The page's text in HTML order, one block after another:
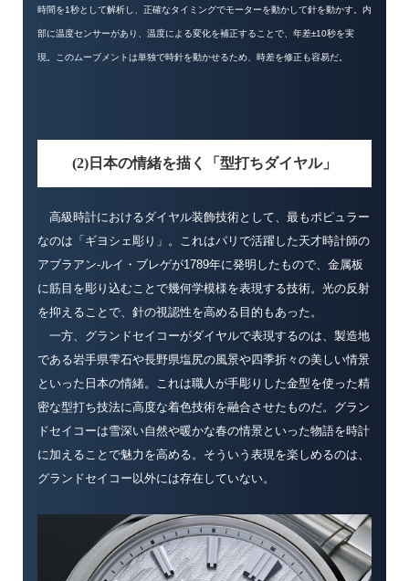
時間を1秒として解析し、正確なタイミングでモーターを動かして針を動かす。内
部に温度センサーがあり、温度による変化を補正することで、年差±10秒を実
現。このムーブメントは単独で時針を動かせるため、時差を修正も容易だ。
(2)日本の情緒を描く「型打ちダイヤル」
高級時計におけるダイヤル装飾技術として、最もポピュラー
なのは「ギヨシェ彫り」。これはパリで活躍した天才時計師の
アブラアン-ルイ・ブレゲが1789年に発明したもので、金属板
に筋目を彫り込むことで幾何学模様を表現する技術。光の反射
を抑えることで、針の視認性を高める目的もあった。
一方、グランドセイコーがダイヤルで表現するのは、製造地
である岩手県雫石や長野県塩尻の風景や四季折々の美しい情景
といった日本の情緒。これは職人が手彫りした金型を使った精
密な型打ち技法に高度な着色技術を融合させたものだ。グラン
ドセイコーは雪深い自然や暖かな春の情景といった物語を時計
に加えることで魅力を高める。そういう表現を楽しめるのは、
グランドセイコー以外には存在していない。